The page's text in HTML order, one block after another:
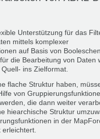
Unterstützung für das
mittels komplexer
auf Basis von Booleschen
die Bearbeitung von Daten
ins Zielformat.
flache Struktur haben,
von
die dann weiter
hiearchische Struktur
in der